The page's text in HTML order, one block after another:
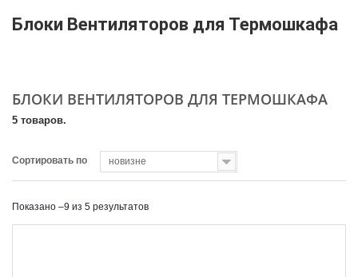
Блоки Вентиляторов для Термошкафа
БЛОКИ ВЕНТИЛЯТОРОВ ДЛЯ ТЕРМОШКАФА
5 товаров.
Сортировать по новизне
Показано –9 из 5 результатов